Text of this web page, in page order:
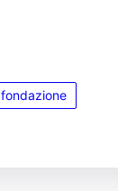
fondazione